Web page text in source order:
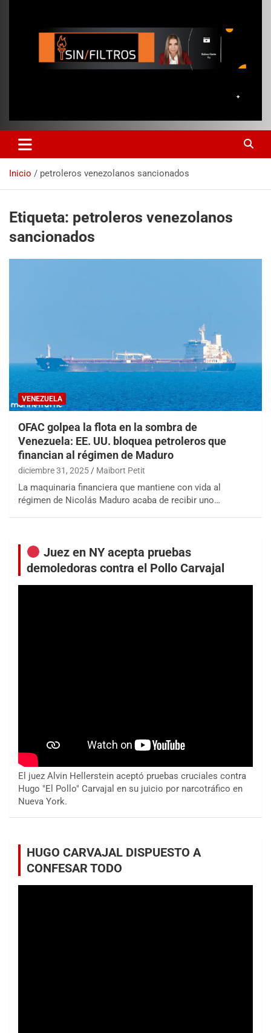
Inicio petroleros venezolanos sancionados
Etiqueta: petroleros venezolanos
sancionados
VENEZUELA
OFAC golpea la flota en la sombra de
Venezuela: EE. UU. bloquea petroleros que
financian al régimen de Maduro
diciembre 31, 2025 Maibort Petit
La maquinaria financiera que mantiene con vida al
régimen de Nicolás Maduro acaba de recibir uno…
Juez en NY acepta pruebas
demoledoras contra el Pollo Carvajal
El juez Alvin Hellerstein aceptó pruebas cruciales contra
Hugo "El Pollo" Carvajal en su juicio por narcotráfico en
Nueva York.
HUGO CARVAJAL DISPUESTO A
CONFESAR TODO